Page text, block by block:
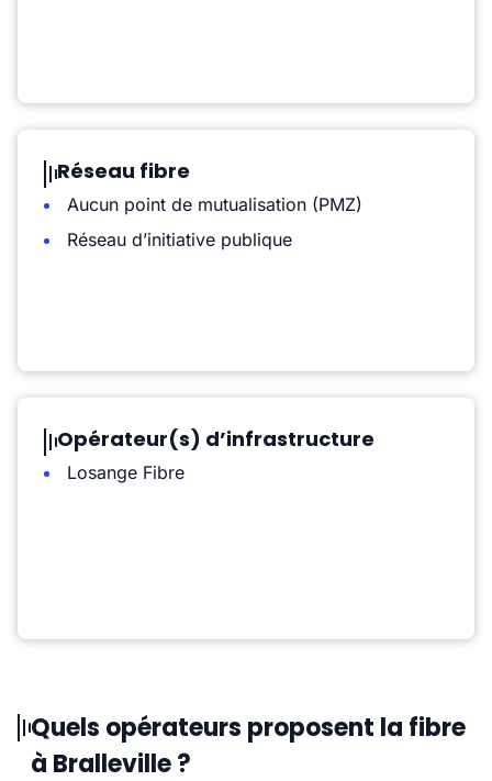
Réseau fibre
Aucun point de mutualisation (PMZ)
Réseau d’initiative publique
Opérateur(s) d’infrastructure
Losange Fibre
Quels opérateurs proposent la fibre
à Bralleville ?